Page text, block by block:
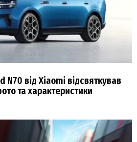
N70 від Xiaomi відсвяткував
та характеристики